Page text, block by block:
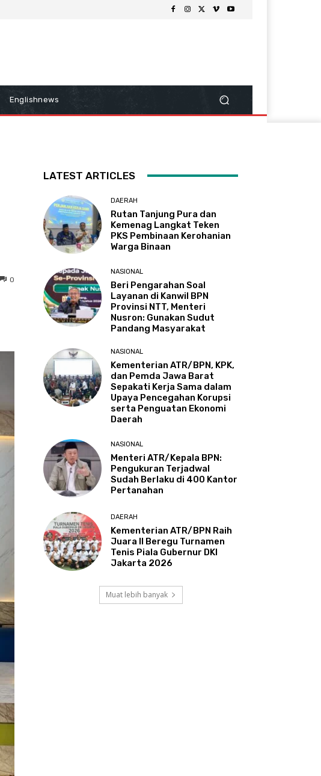
Englishnews
0
LATEST ARTICLES
DAERAH
Rutan Tanjung Pura dan
Kemenag Langkat Teken
PKS Pembinaan Kerohanian
Warga Binaan
NASIONAL
Beri Pengarahan Soal
Layanan di Kanwil BPN
Provinsi NTT, Menteri
Nusron: Gunakan Sudut
Pandang Masyarakat
NASIONAL
Kementerian ATR/BPN, KPK,
dan Pemda Jawa Barat
Sepakati Kerja Sama dalam
Upaya Pencegahan Korupsi
serta Penguatan Ekonomi
Daerah
NASIONAL
Menteri ATR/Kepala BPN:
Pengukuran Terjadwal
Sudah Berlaku di 400 Kantor
Pertanahan
DAERAH
Kementerian ATR/BPN Raih
Juara II Beregu Turnamen
Tenis Piala Gubernur DKI
Jakarta 2026
Muat lebih banyak